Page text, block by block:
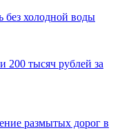
без холодной воды
200 тысяч рублей за
размытых дорог в